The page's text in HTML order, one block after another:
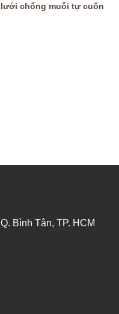
chống muỗi tự cuốn
Bình Tân, TP. HCM